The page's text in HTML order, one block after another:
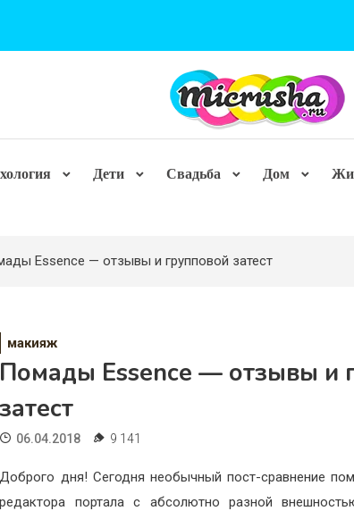
Дети Свадьба Дом
Essence — отзывы и групповой затест
макияж
Помады Essence — отзывы и
затест
06.04.2018 9 141
Доброго дня! Сегодня необычный пост-сравнение
редактора портала с абсолютно разной